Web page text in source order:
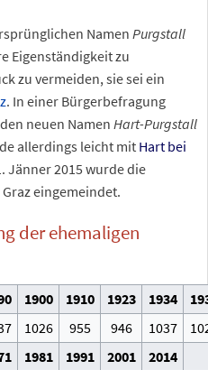
Namen Purgstall
Eigenständigkeit zu
zu vermeiden, sie sei ein
. In einer Bürgerbefragung
neuen Namen Hart-Purgstall
allerdings leicht mit Hart bei
Jänner 2015 wurde die
eingemeindet.
der ehemaligen
1900 1910 1923 1934
1026 955 946 1037
1981 1991 2001
2014